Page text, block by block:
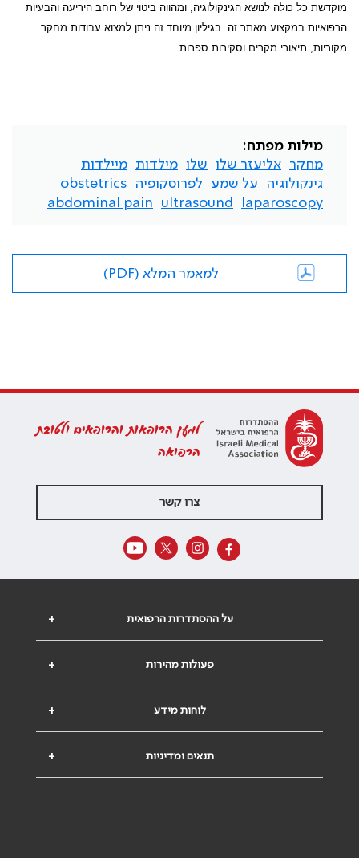
מוקדשת כל כולה לנושא הגינקולוגיה, ומהווה ביטוי של רוחב היריעה והבעיות
הרפואיות במקצוע מאתר זה. בגיליון מיוחד זה ניתן למצוא עבודות מחקר
מקוריות, תיאורי מקרים וסקירות ספרות.
מילות מפתח:
מחקר
אליעזר שלו שלו מילדות
מיילדות
גינקולוגיה
על שמע לפרוסקופיה
obstetrics
laparoscopy
ultrasound
abdominal pain
למאמר המלא (PDF)
למען הרופאות והרופאים ולטובת
הרפואה
צרו קשר
+ על ההסתדרות הרפואית
+ פעולות מהירות
+ לוחות מידע
+ תנאים ומדיניות